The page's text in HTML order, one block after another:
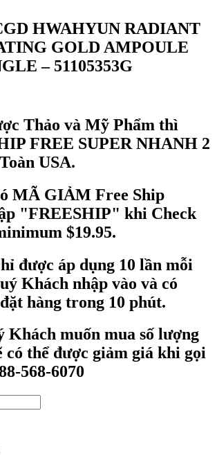
HWAHYUN RADIANT
GOLD AMPOULE
– 51105353G
Thảo và Mỹ Phẩm thì
FREE SUPER NHANH 2
USA.
MÃ GIẢM Free Ship
"FREESHIP" khi Check
$19.95.
được áp dụng 10 lần mỗi
Khách nhập vào và có
hàng trong 10 phút.
Khách muốn mua số lượng
có thể được giảm giá khi gọi
568-6070